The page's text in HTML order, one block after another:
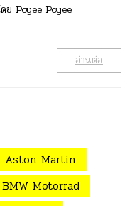
ย Poyee Poyee
อ่านต่อ
Aston Martin
BMW Motorrad